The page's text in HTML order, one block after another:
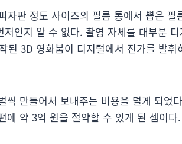
판 정도 사이즈의 필름 통에서 뽑은 필
인지 알 수 없다. 촬영 자체를 대부분
3D 영화붐이 디지털에서 진가를 발휘
만들어서 보내주는 비용을 덜게 되었
에 약 3억 원을 절약할 수 있게 된 셈이다.